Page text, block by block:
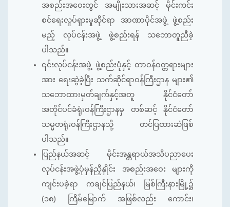
အစည်းအဝေးတွင် အမျိုးသားအဆင့် မိုင်းကင်း
စင်ရေးလှုပ်ရှားမှုဆိုင်ရာ အာဏာပိုင်အဖွဲ့ ဖွဲ့စည်း
မည့် လုပ်ငန်းအဖွဲ့ ဖွဲ့စည်းရန် သဘောတူညီခဲ့
ပါသည်။
၎င်းလုပ်ငန်းအဖွဲ့ ဖွဲ့စည်းပုံနှင့် တာဝန်ဝတ္တရားများ
အား ရေးဆွဲခဲ့ပြီး သက်ဆိုင်ရာဝန်ကြီးဌာန များ၏
သဘောထားမှတ်ချက်နှင့်အတူ နိုင်ငံတော်
အတိုင်ပင်ခံရုံးဝန်ကြီးဌာနမှ တစ်ဆင့် နိုင်ငံတော်
သမ္မတရုံးဝန်ကြီးဌာနသို့ တင်ပြထားဆဲဖြစ်
ပါသည်။
ပြည်နယ်အဆင့် မိုင်းအန္တရာယ်အသိပညာပေး
လုပ်ငန်းအဖွဲ့ပုံမှန်ညှိနှိုင်း အစည်းအဝေး များကို
ကျင်းပခဲ့ရာ ကချင်ပြည်နယ်၊ မြစ်ကြီးနားမြို့၌
(၁၈) ကြိမ်မြောက် အဖြစ်လည်း ကောင်း၊